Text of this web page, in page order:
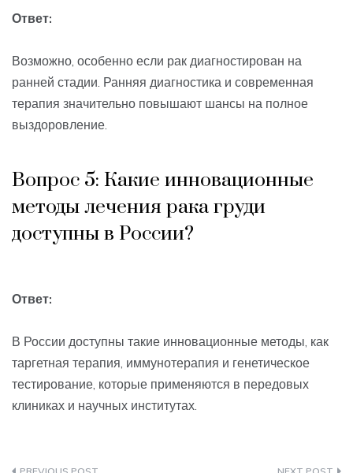
Ответ:
Возможно, особенно если рак диагностирован на
ранней стадии. Ранняя диагностика и современная
терапия значительно повышают шансы на полное
выздоровление.
Вопрос 5: Какие инновационные
методы лечения рака груди
доступны в России?
Ответ:
В России доступны такие инновационные методы, как
таргетная терапия, иммунотерапия и генетическое
тестирование, которые применяются в передовых
клиниках и научных институтах.